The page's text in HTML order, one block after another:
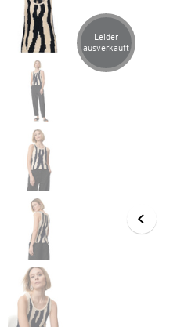
Artikel leider
Leider
ausverkauft